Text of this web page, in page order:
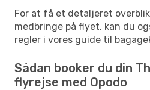
For at få et detaljeret
medbringe på flyet, kan du
regler i vores guide til
Sådan booker du din
flyrejse med Opodo